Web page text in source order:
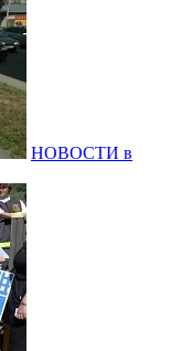
НОВОСТИ в